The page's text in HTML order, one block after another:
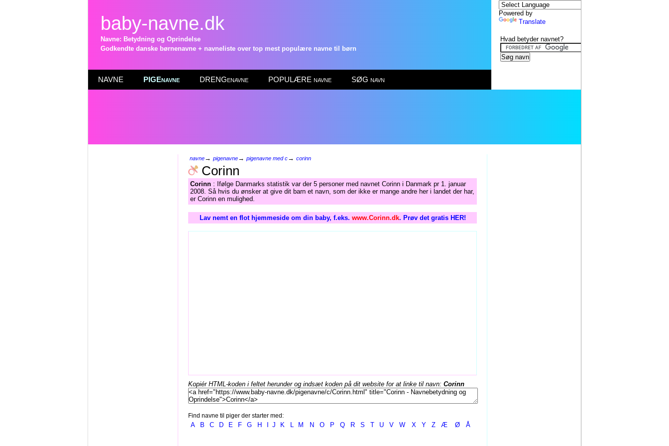
baby-navne.dk
Navne: Betydning og Oprindelse
Godkendte danske børnenavne + navneliste over top mest populære navne til børn
NAVNE PIGEnavne DRENGenavne POPULÆRE navne SØG navn
navne→ pigenavne→ pigenavne med c→ corinn
Corinn
Corinn : Ifølge Danmarks statistik var der 5 personer med navnet Corinn i Danmark pr 1. januar
2008. Så hvis du ønsker at give dit barn et navn, som der ikke er mange andre her i landet der har,
er Corinn en mulighed.
Lav nemt en flot hjemmeside om din baby, f.eks. www.Corinn.dk. Prøv det gratis HER!
Kopiér HTML-koden i feltet herunder og indsæt koden på dit website for at linke til navn: Corinn
Find navne til piger der starter med:
A B C D E F G H J K L M N O P Q R S T U V W X Y Z Æ Ø Å
Powered by
Translate
Hvad betyder navnet?